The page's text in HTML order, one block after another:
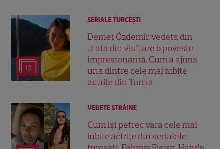
12
SERIALE TURCEŞTI
Demet Özdemir, vedeta din
„Fata din vis”, are o poveste
impresionantă. Cum a ajuns
una dintre cele mai iubite
actrițe din Turcia
VEDETE STRĂINE
Cum își petrec vara cele mai
iubite actrițe din serialele